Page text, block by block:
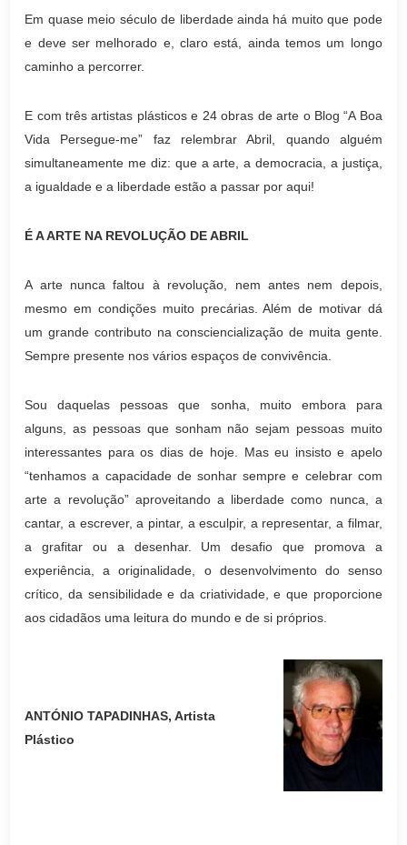
Em quase meio século de liberdade ainda há muito que pode
e deve ser melhorado e, claro está, ainda temos um longo
caminho a percorrer.
E com três artistas plásticos e 24 obras de arte o Blog “A Boa
Vida Persegue-me” faz relembrar Abril, quando alguém
simultaneamente me diz: que a arte, a democracia, a justiça,
a igualdade e a liberdade estão a passar por aqui!
É A ARTE NA REVOLUÇÃO DE ABRIL
A arte nunca faltou à revolução, nem antes nem depois,
mesmo em condições muito precárias. Além de motivar dá
um grande contributo na consciencialização de muita gente.
Sempre presente nos vários espaços de convivência.
Sou daquelas pessoas que sonha, muito embora para
alguns, as pessoas que sonham não sejam pessoas muito
interessantes para os dias de hoje. Mas eu insisto e apelo
“tenhamos a capacidade de sonhar sempre e celebrar com
arte a revolução” aproveitando a liberdade como nunca, a
cantar, a escrever, a pintar, a esculpir, a representar, a filmar,
a grafitar ou a desenhar. Um desafio que promova a
experiência, a originalidade, o desenvolvimento do senso
crítico, da sensibilidade e da criatividade, e que proporcione
aos cidadãos uma leitura do mundo e de si próprios.
ANTÓNIO TAPADINHAS, Artista
Plástico